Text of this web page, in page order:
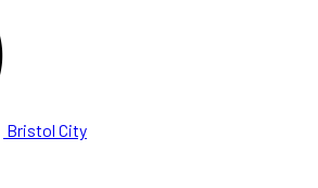
Bristol City